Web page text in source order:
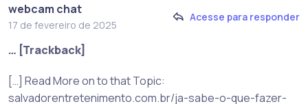
webcam chat
17 de fevereiro de 2025
Acesse para responder
… [Trackback]
[…] Read More on to that Topic:
salvadorentretenimento.com.br/ja-sabe-o-que-fazer-